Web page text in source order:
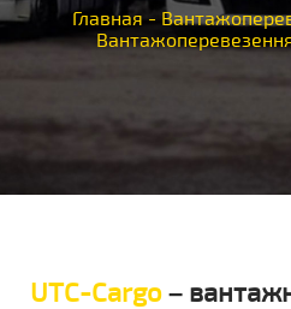
Главная -
UTC-Cargo–